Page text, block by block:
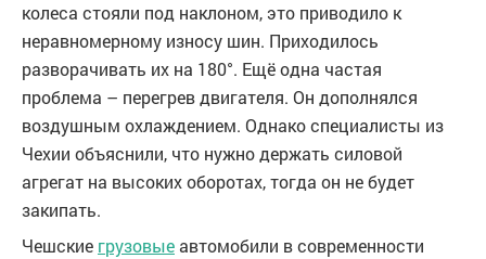
колеса стояли под наклоном, это приводило к
неравномерному износу шин. Приходилось
разворачивать их на 180°. Ещё одна частая
проблема – перегрев двигателя. Он дополнялся
воздушным охлаждением. Однако специалисты из
Чехии объяснили, что нужно держать силовой
агрегат на высоких оборотах, тогда он не будет
закипать.
Чешские грузовыеавтомобили в современности